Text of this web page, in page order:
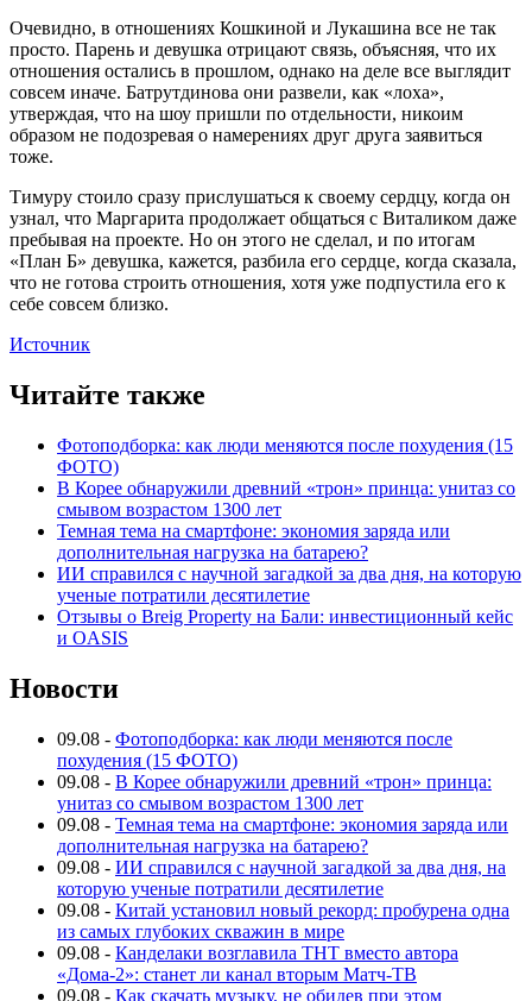
Очевидно, в отношениях Кошкиной и Лукашина все не так
просто. Парень и девушка отрицают связь, объясняя, что их
отношения остались в прошлом, однако на деле все выглядит
совсем иначе. Батрутдинова они развели, как «лоха»,
утверждая, что на шоу пришли по отдельности, никоим
образом не подозревая о намерениях друг друга заявиться
тоже.
Тимуру стоило сразу прислушаться к своему сердцу, когда он
узнал, что Маргарита продолжает общаться с Виталиком даже
пребывая на проекте. Но он этого не сделал, и по итогам
«План Б» девушка, кажется, разбила его сердце, когда сказала,
что не готова строить отношения, хотя уже подпустила его к
себе совсем близко.
Источник
Читайте также
Фотоподборка: как люди меняются после похудения (15
ФОТО)
В Корее обнаружили древний «трон» принца: унитаз со
смывом возрастом 1300 лет
Темная тема на смартфоне: экономия заряда или
дополнительная нагрузка на батарею?
ИИ справился с научной загадкой за два дня, на которую
ученые потратили десятилетие
Отзывы о Breig Property на Бали: инвестиционный кейс
и OASIS
Новости
09.08 - Фотоподборка: как люди меняются после
похудения (15 ФОТО)
09.08 - В Корее обнаружили древний «трон» принца:
унитаз со смывом возрастом 1300 лет
09.08 - Темная тема на смартфоне: экономия заряда или
дополнительная нагрузка на батарею?
09.08 - ИИ справился с научной загадкой за два дня, на
которую ученые потратили десятилетие
09.08 - Китай установил новый рекорд: пробурена одна
из самых глубоких скважин в мире
09.08 - Канделаки возглавила ТНТ вместо автора
«Дома-2»: станет ли канал вторым Матч-ТВ
09.08 - Как скачать музыку, не обидев при этом